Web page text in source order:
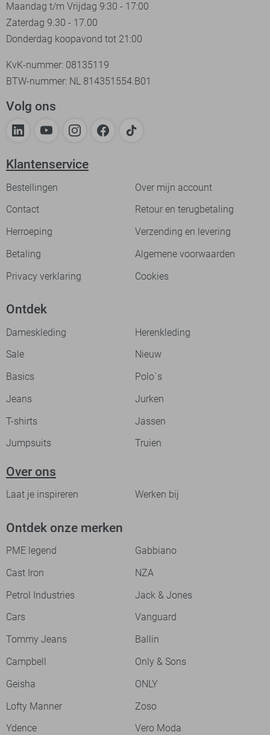
Maandag t/m Vrijdag 9:30 - 17:00
Zaterdag 9.30 - 17.00
Donderdag koopavond tot 21:00
KvK-nummer: 08135119
BTW-nummer: NL 814351554.B01
Volg ons
Klantenservice
Bestellingen
Over mijn account
Contact
Retour en terugbetaling
Herroeping
Verzending en levering
Betaling
Algemene voorwaarden
Privacy verklaring
Cookies
Ontdek
Dameskleding
Herenkleding
Sale
Nieuw
Basics
Polo`s
Jeans
Jurken
T-shirts
Jassen
Jumpsuits
Truien
Over ons
Laat je inspireren Werken bij
Ontdek onze merken
PME legend
Gabbiano
Cast Iron
NZA
Petrol Industries
Jack & Jones
Cars
Vanguard
Tommy Jeans
Ballin
Campbell
Only & Sons
Geisha
ONLY
Lofty Manner
Zoso
Ydence
Vero Moda